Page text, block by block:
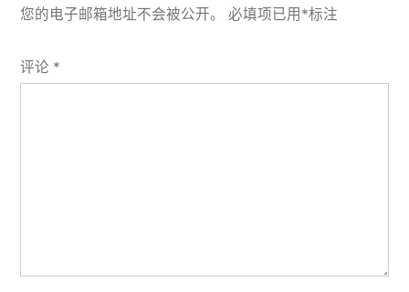
您的电子邮箱地址不会被公开。 必填项已用 *标注
评论 *